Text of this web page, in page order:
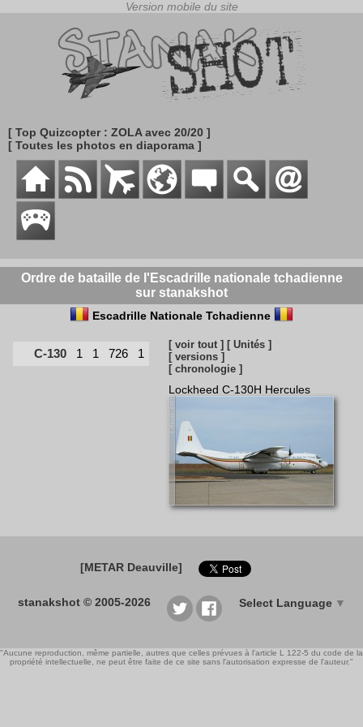
[ Top Quizcopter : ZOLA avec 20/20 ]
[ Toutes les photos en diaporama ]
Ordre de bataille de l'Escadrille nationale tchadienne
sur stanakshot
Escadrille Nationale Tchadienne
C-130 1 1 726 1
[ voir tout ] [ Unités ]
[ versions ]
[ chronologie ]
Lockheed C-130H Hercules
[METAR Deauville]
stanakshot © 2005-2026 Select Language ▼
"Aucune reproduction, même partielle, autres que celles prévues à l'article L 122-5 du code de la
propriété intellectuelle, ne peut être faite de ce site sans l'autorisation expresse de l'auteur."